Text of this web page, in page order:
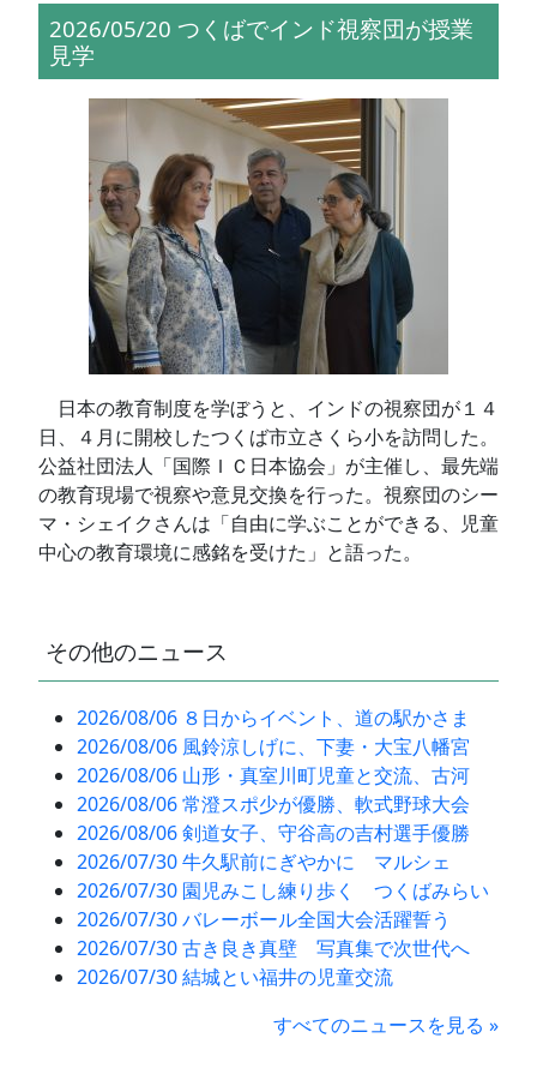
2026/05/20 つくばでインド視察団が授業
見学
日本の教育制度を学ぼうと、インドの視察団が１４
日、４月に開校したつくば市立さくら小を訪問した。
公益社団法人「国際ＩＣ日本協会」が主催し、最先端
の教育現場で視察や意見交換を行った。視察団のシー
マ・シェイクさんは「自由に学ぶことができる、児童
中心の教育環境に感銘を受けた」と語った。
その他のニュース
2026/08/06 ８日からイベント、道の駅かさま
2026/08/06 風鈴涼しげに、下妻・大宝八幡宮
2026/08/06 山形・真室川町児童と交流、古河
2026/08/06 常澄スポ少が優勝、軟式野球大会
2026/08/06 剣道女子、守谷高の吉村選手優勝
2026/07/30 牛久駅前にぎやかに マルシェ
2026/07/30 園児みこし練り歩く つくばみらい
2026/07/30 バレーボール全国大会活躍誓う
2026/07/30 古き良き真壁 写真集で次世代へ
2026/07/30 結城とい福井の児童交流
すべてのニュースを見る »